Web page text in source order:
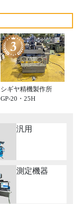
シギヤ精機製作所
GP-20・25H
汎用
測定機器